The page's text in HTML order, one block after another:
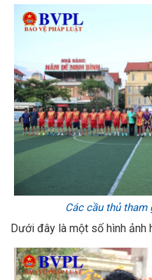
Các cầu thủ tham
Dưới đây là một số hình ảnh